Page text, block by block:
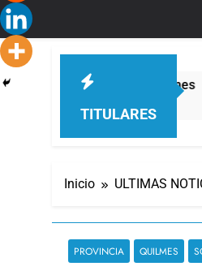
TITULARES
sede de Quilmes
Inicio ULTIMAS
PROVINCIA QUILMES